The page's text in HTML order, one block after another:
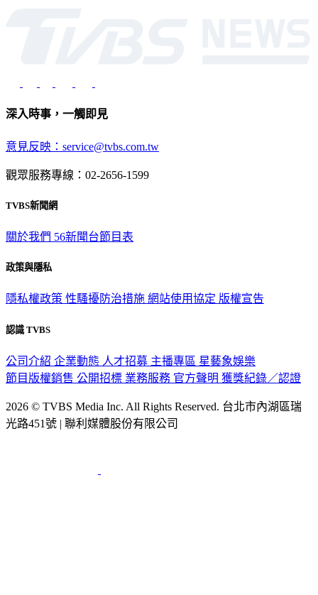
深入時事，一觸即見
意見反映：service@tvbs.com.tw
觀眾服務專線：02-2656-1599
TVBS新聞網
關於我們 56新聞台節目表
政策與隱私
隱私權政策 性騷擾防治措施 網站使用協定 版權宣告
認識 TVBS
公司介紹 企業動態 人才招募 主播專區 星藝象娛樂
節目版權銷售 公開招標 業務服務 官方聲明 獲獎紀錄／認證
2026 © TVBS Media Inc. All Rights Reserved. 台北市內湖區瑞
光路451號 | 聯利媒體股份有限公司